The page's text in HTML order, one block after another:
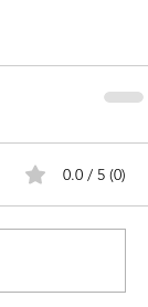
0.0 / 5 (0)